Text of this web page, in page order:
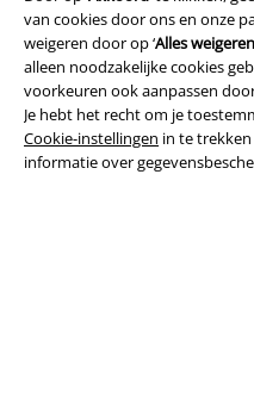
van cookies door ons en onze
weigeren door op ‘Alles weigeren
alleen noodzakelijke cookies
voorkeuren ook aanpassen door
Je hebt het recht om je
Cookie-instellingen in te
informatie over
Algemene Voorwaarden
Bedrijfsgegevens
Privacyverklaring